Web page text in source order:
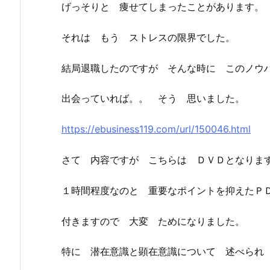
げっそりと 痩せてしまったことがあります。
それは もう ストレスの限界でした。
結局退職したのですが そんな時に このノウ
出会っていれば。。 そう 思いました。
https://ebusiness119.com/url/150046.html
さて 内容ですが こちらは ＤＶＤとなります
１時間程度なのと 重要なポイントを抑えたＰ
付きますので 大変 ためになりました。
特に 潜在意識と顕在意識について 述べられ